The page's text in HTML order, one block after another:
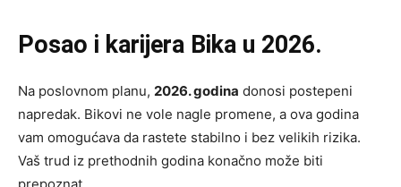
Posao i karijera Bika u 2026.
Na poslovnom planu, 2026. godina donosi postepeni
napredak. Bikovi ne vole nagle promene, a ova godina
vam omogućava da rastete stabilno i bez velikih rizika.
Vaš trud iz prethodnih godina konačno može biti
prepoznat.